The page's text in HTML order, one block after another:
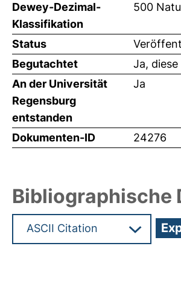
Dewey-Dezimal-
Klassifikation
500
Status
Begutachtet
Ja,
An der Universität
Regensburg
entstanden
Ja
Dokumenten-ID 24276
Bibliographische